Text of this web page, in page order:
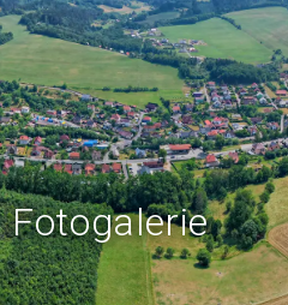
Fotogalerie